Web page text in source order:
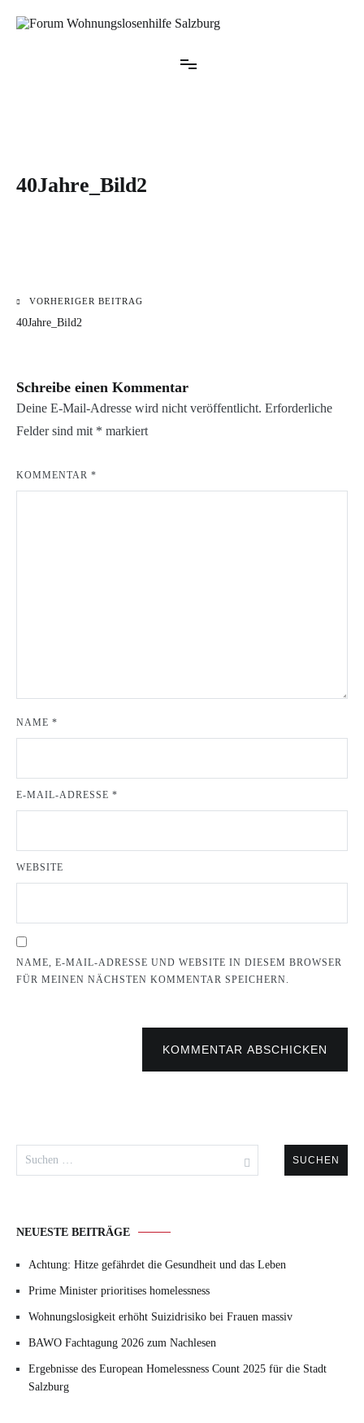
Inhalt
40Jahre_Bild2
Beitragsnavigation
VORHERIGER BEITRAG
40Jahre_Bild2
Schreibe einen Kommentar
Deine E-Mail-Adresse wird nicht veröffentlicht. Erforderliche
Felder sind mit * markiert
KOMMENTAR *
NAME *
E-MAIL-ADRESSE *
WEBSITE
NAME, E-MAIL-ADRESSE UND WEBSITE IN DIESEM BROWSER
FÜR MEINEN NÄCHSTEN KOMMENTAR SPEICHERN.
KOMMENTAR ABSCHICKEN
nach:
NEUESTE BEITRÄGE
Achtung: Hitze gefährdet die Gesundheit und das Leben
Prime Minister prioritises homelessness
Wohnungslosigkeit erhöht Suizidrisiko bei Frauen massiv
BAWO Fachtagung 2026 zum Nachlesen
Ergebnisse des European Homelessness Count 2025 für die Stadt
Salzburg